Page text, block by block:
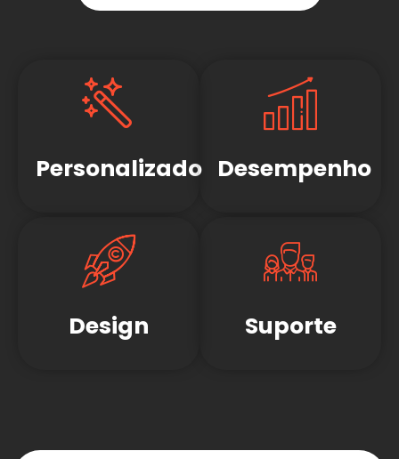
Personalizado Desempenho
Design Suporte